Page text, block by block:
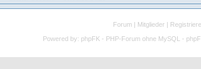
Forum | Mitglieder |
Powered by: phpFK - PHP-Forum ohne MySQL -